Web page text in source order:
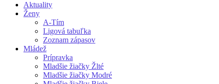
Aktuality
Ženy
A-Tím
Ligová tabuľka
Zoznam zápasov
Mládež
Prípravka
Mladšie žiačky Žlté
Mladšie žiačky Modré